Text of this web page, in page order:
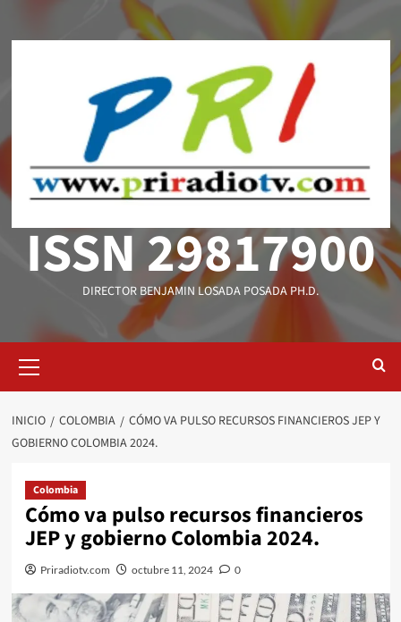
ISSN 29817900
DIRECTOR BENJAMIN LOSADA POSADA PH.D.
primario
INICIO COLOMBIA
CÓMO VA PULSO RECURSOS FINANCIEROS JEP Y
GOBIERNO COLOMBIA 2024.
Colombia
Cómo va pulso recursos financieros
JEP y gobierno Colombia 2024.
Priradiotv.com octubre 11, 2024 0